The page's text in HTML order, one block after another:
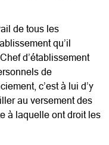
de tous les
qu’il
d’établissement
de
c’est à lui d’y
au versement des
à laquelle ont droit les